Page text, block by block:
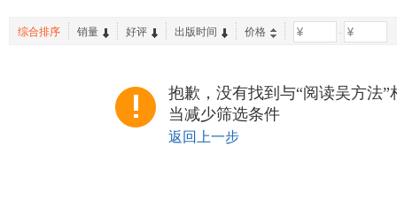
综合排序 销量 好评 出版时间 价格 -
抱歉，没有找到与“阅读吴方法
当减少筛选条件
返回上一步